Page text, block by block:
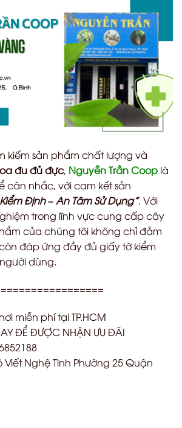
kiếm sản phẩm chất lượng và
đu đủ đực, Nguyễn Trần Coop là
cân nhắc, với cam kết sản
Định – An Tâm Sử Dụng”. Với
trong lĩnh vực cung cấp cây
của chúng tôi không chỉ đảm
đáp ứng đầy đủ giấy tờ kiểm
dùng.
miễn phí tại TP.HCM
ĐỂ ĐƯỢC NHẬN ƯU ĐÃI
Nghệ Tĩnh Phường 25 Quận